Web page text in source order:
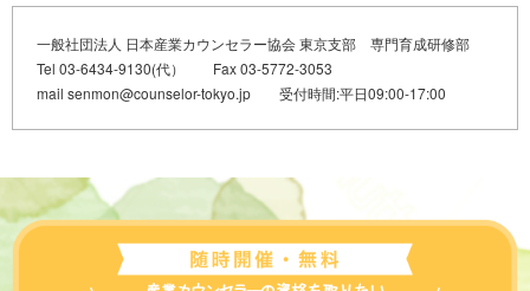
一般社団法人 日本産業カウンセラー協会 東京支部 専門育成研修部
Tel 03-6434-9130(代） Fax 03-5772-3053
mail senmon@counselor-tokyo.jp 受付時間:平日09:00-17:00